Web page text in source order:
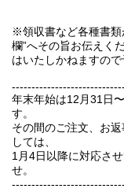
※領収書など各種書類
欄”へその旨お伝えく
はいたしかねますので
年末年始は12月31日
す。
その間のご注文、お
しては、
1月4日以降に対応さ
せ。